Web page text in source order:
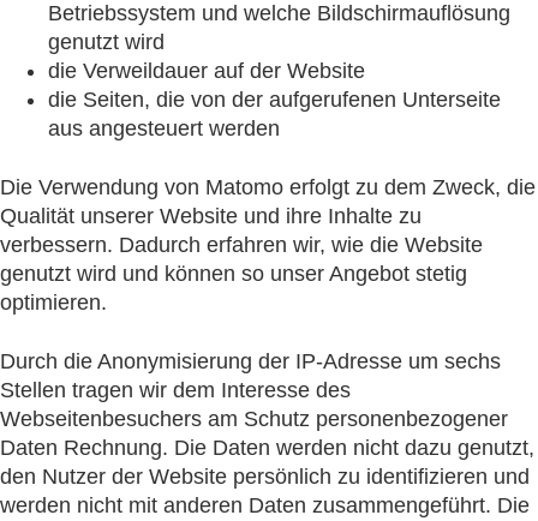
Betriebssystem und welche Bildschirmauflösung
genutzt wird
die Verweildauer auf der Website
die Seiten, die von der aufgerufenen Unterseite
aus angesteuert werden
Die Verwendung von Matomo erfolgt zu dem Zweck, die
Qualität unserer Website und ihre Inhalte zu
verbessern. Dadurch erfahren wir, wie die Website
genutzt wird und können so unser Angebot stetig
optimieren.
Durch die Anonymisierung der IP-Adresse um sechs
Stellen tragen wir dem Interesse des
Webseitenbesuchers am Schutz personenbezogener
Daten Rechnung. Die Daten werden nicht dazu genutzt,
den Nutzer der Website persönlich zu identifizieren und
werden nicht mit anderen Daten zusammengeführt. Die